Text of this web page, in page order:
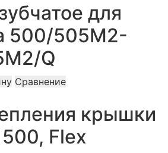
для
500/505M2-
Q
Сравнение
крышки
Flex